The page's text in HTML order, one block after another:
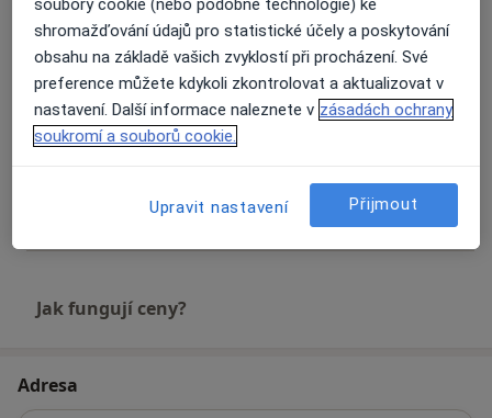
Extrakce zubu
1 800 Kč Detaily
Komplexní vstupní vyšetření (vč. RTG dokumentace)
Detaily
Jak fungují ceny?
Adresa
shromažďování údajů pro statistické účely a poskytování
obsahu na základě vašich zvyklostí při procházení. Své
preference můžete kdykoli zkontrolovat a aktualizovat v
nastavení. Další informace naleznete v zásadách ochrany
soukromí a souborů cookie.
Upravit nastavení Přijmout